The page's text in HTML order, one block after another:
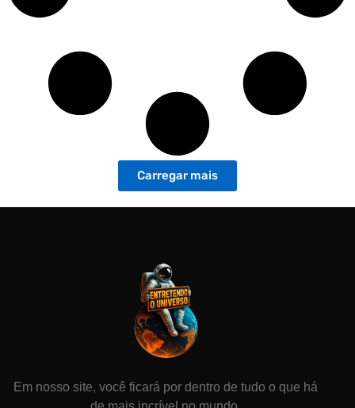
Carregar mais
Em nosso site, você ficará por dentro de tudo o que há